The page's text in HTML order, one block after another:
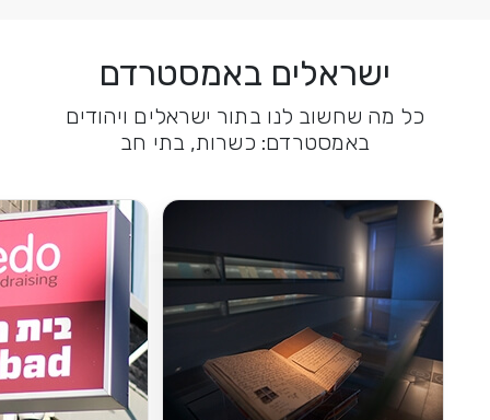
באמסטרדם
שחשוב לנו בתור ישראלים ויהודים
באמסטרדם: כשרות, בתי חב